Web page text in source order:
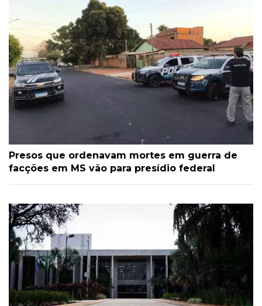
Presos que ordenavam mortes em guerra de
facções em MS vão para presídio federal